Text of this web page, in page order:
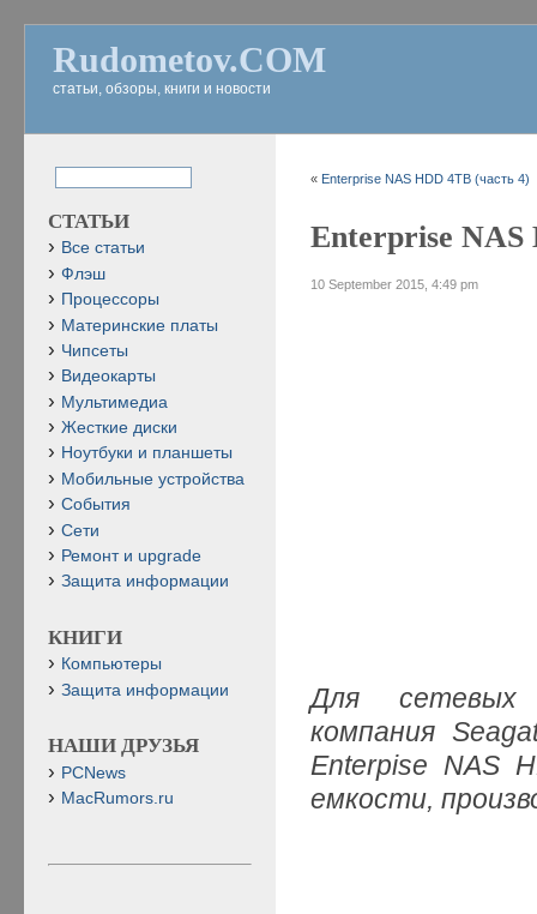
Rudometov.COM
статьи, обзоры, книги и новости
« Enterprise NAS HDD 4TB (часть 4)
Enterprise NAS
10 September 2015, 4:49 pm
Для сетевых
компания
Enterpise NAS
емкости,
СТАТЬИ
Все статьи
Флэш
Процессоры
Материнские платы
Чипсеты
Видеокарты
Мультимедиа
Жесткие диски
Ноутбуки и планшеты
Мобильные устройства
События
Сети
Ремонт и upgrade
Защита информации
КНИГИ
Компьютеры
Защита информации
НАШИ ДРУЗЬЯ
PCNews
MacRumors.ru